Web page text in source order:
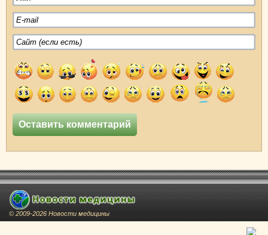
© 2009-2026 Новости медицины